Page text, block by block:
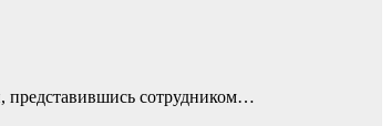
представившись сотрудником…